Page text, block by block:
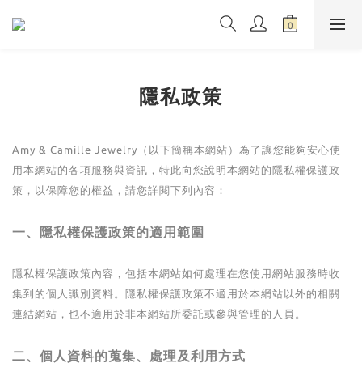
隱私政策
Amy & Camille Jewelry（以下簡稱本網站）為了讓您能夠安心使
用本網站的各項服務與資訊，特此向您說明本網站的隱私權保護政
策，以保障您的權益，請您詳閱下列內容：
一、隱私權保護政策的適用範圍
隱私權保護政策內容，包括本網站如何處理在您使用網站服務時收
集到的個人識別資料。隱私權保護政策不適用於本網站以外的相關
連結網站，也不適用於非本網站所委託或參與管理的人員。
二、個人資料的蒐集、處理及利用方式